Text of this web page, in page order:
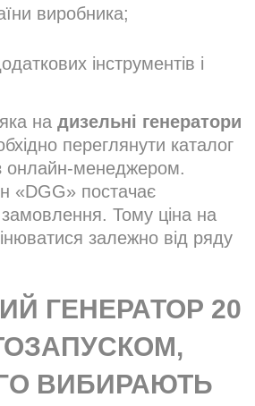
виробника;
інструментів і
на дизельні генератори
переглянути каталог
онлайн-менеджером.
«DGG» постачає
Тому ціна на
залежно від ряду
ГЕНЕРАТОР 20
ВИБИРАЮТЬ